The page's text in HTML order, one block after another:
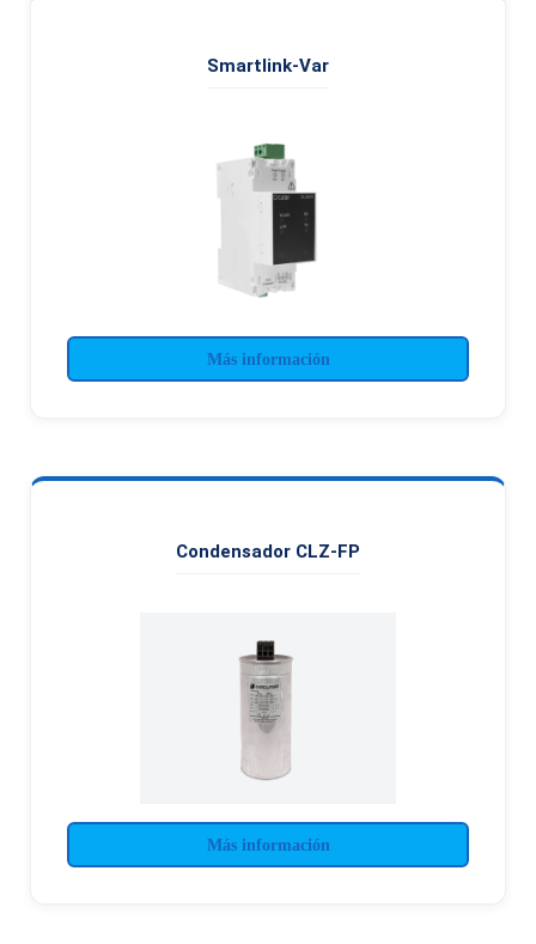
Smartlink-Var
Más información
Condensador CLZ-FP
Más información